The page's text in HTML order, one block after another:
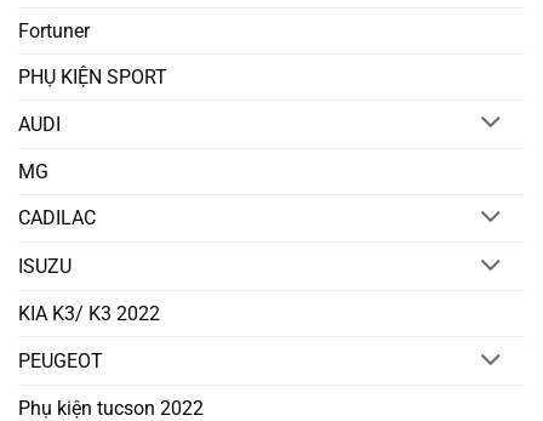
Fortuner
PHỤ KIỆN SPORT
AUDI
MG
CADILAC
ISUZU
KIA K3/ K3 2022
PEUGEOT
Phụ kiện tucson 2022